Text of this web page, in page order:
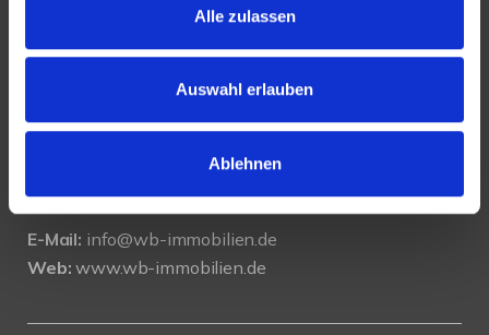
Alle zulassen
Auswahl erlauben
Ablehnen
32457 Porta Westfalica
0571 - 597 265 17
E-Mail: info@wb-immobilien.de
Web: www.wb-immobilien.de